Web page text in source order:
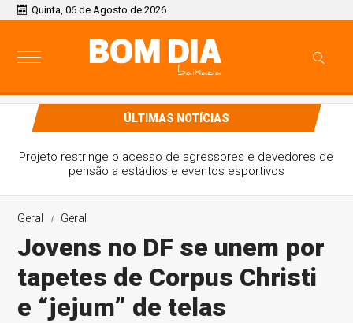
Quinta, 06 de Agosto de 2026
ÚLTIMAS NOTÍCIAS
Projeto restringe o acesso de agressores e devedores de
pensão a estádios e eventos esportivos
Geral Geral
Jovens no DF se unem por
tapetes de Corpus Christi
e “jejum” de telas